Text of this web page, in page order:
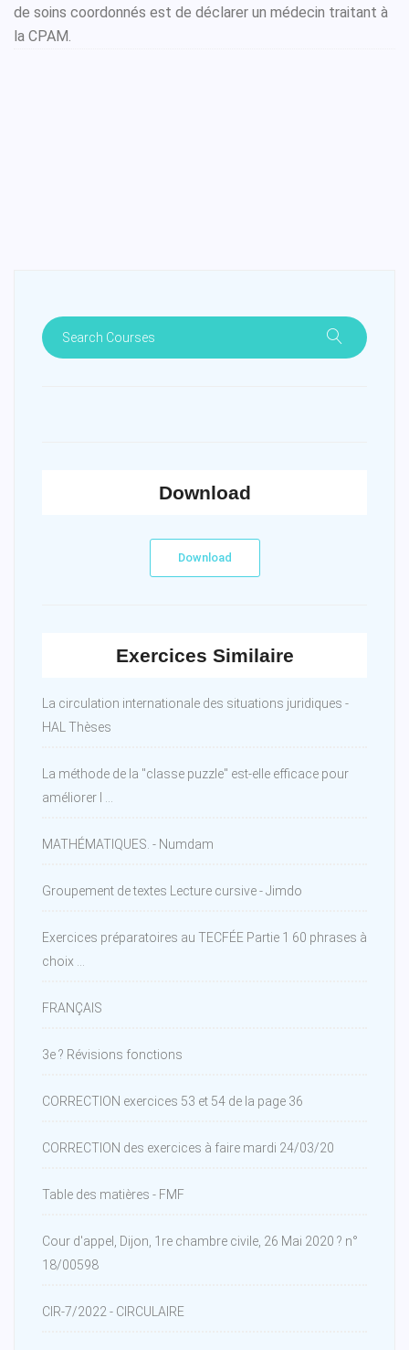
de soins coordonnés est de déclarer un médecin traitant à
la CPAM.
Download
Download
Exercices Similaire
La circulation internationale des situations juridiques -
HAL Thèses
La méthode de la ''classe puzzle'' est-elle efficace pour
améliorer l ...
MATHÉMATIQUES. - Numdam
Groupement de textes Lecture cursive - Jimdo
Exercices préparatoires au TECFÉE Partie 1 60 phrases à
choix ...
FRANÇAIS
3e ? Révisions fonctions
CORRECTION exercices 53 et 54 de la page 36
CORRECTION des exercices à faire mardi 24/03/20
Table des matières - FMF
Cour d'appel, Dijon, 1re chambre civile, 26 Mai 2020 ? n°
18/00598
CIR-7/2022 - CIRCULAIRE